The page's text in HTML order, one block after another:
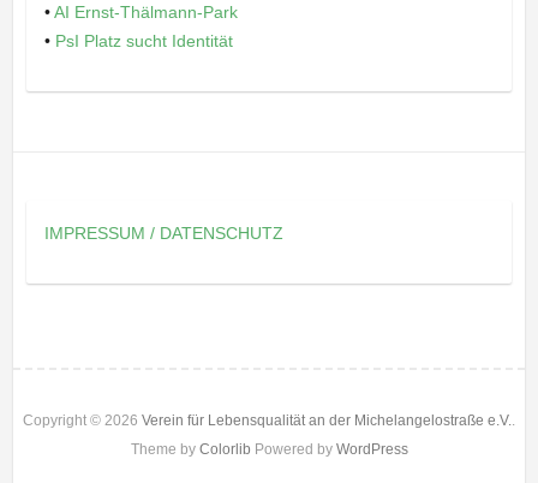
•AI Ernst-Thälmann-Park
• PsI Platz sucht Identität
IMPRESSUM / DATENSCHUTZ
Copyright © 2026 Verein für Lebensqualität an der Michelangelostraße e.V.
Theme by Colorlib Powered by WordPress